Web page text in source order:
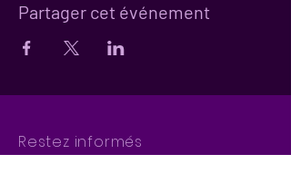
Partager cet événement
Restez informés